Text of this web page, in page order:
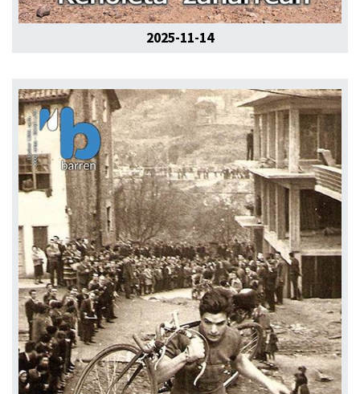
2025-11-14